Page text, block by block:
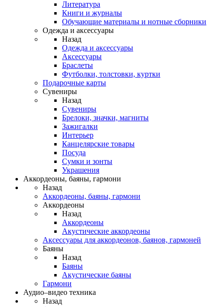
Литература
Книги и журналы
Обучающие материалы и нотные сборники
Одежда и аксессуары
Назад
Одежда и аксессуары
Аксессуары
Браслеты
Футболки, толстовки, куртки
Подарочные карты
Сувениры
Назад
Сувениры
Брелоки, значки, магниты
Зажигалки
Интерьер
Канцелярские товары
Посуда
Сумки и зонты
Украшения
Аккордеоны, баяны, гармони
Назад
Аккордеоны, баяны, гармони
Аккордеоны
Назад
Аккордеоны
Акустические аккордеоны
Аксессуары для аккордеонов, баянов, гармоней
Баяны
Назад
Баяны
Акустические баяны
Гармони
Аудио–видео техника
Назад